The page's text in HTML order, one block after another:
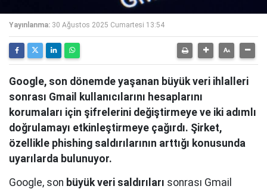
Yayınlanma: 30 Ağustos 2025 Cumartesi 13:54
Google, son dönemde yaşanan büyük veri ihlalleri
sonrası Gmail kullanıcılarını hesaplarını
korumaları için şifrelerini değiştirmeye ve iki adımlı
doğrulamayı etkinleştirmeye çağırdı. Şirket,
özellikle phishing saldırılarının arttığı konusunda
uyarılarda bulunuyor.
Google, son büyük veri saldırıları sonrası Gmail